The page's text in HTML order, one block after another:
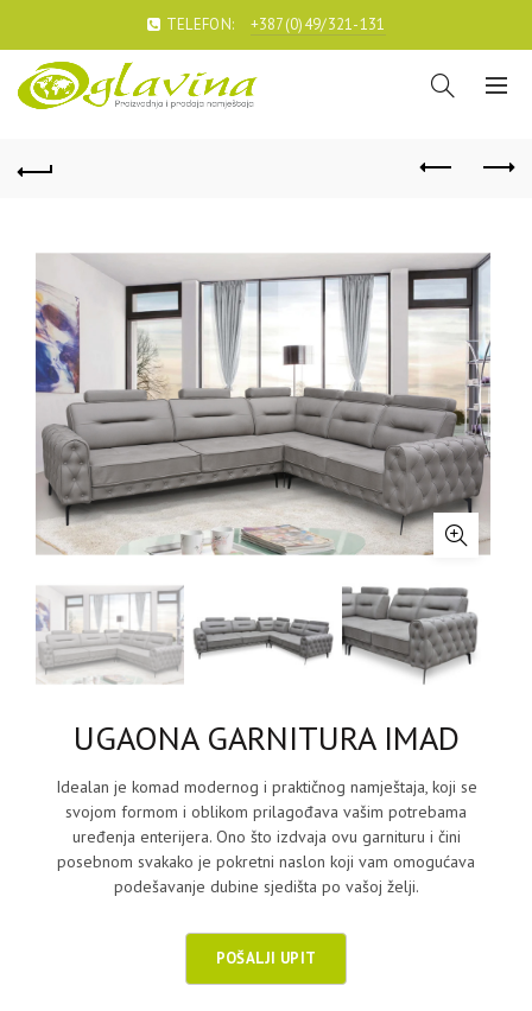
TELEFON: +387(0)49/321-131
UGAONA GARNITURA IMAD
Idealan je komad modernog i praktičnog namještaja, koji se
svojom formom i oblikom prilagođava vašim potrebama
uređenja enterijera. Ono što izdvaja ovu garnituru i čini
posebnom svakako je pokretni naslon koji vam omogućava
podešavanje dubine sjedišta po vašoj želji.